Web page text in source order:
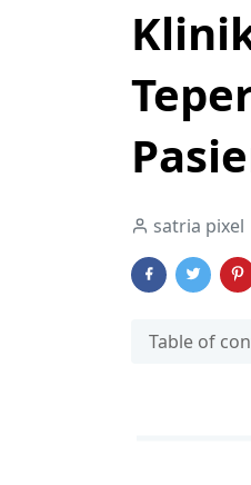
satria pixel
Table of